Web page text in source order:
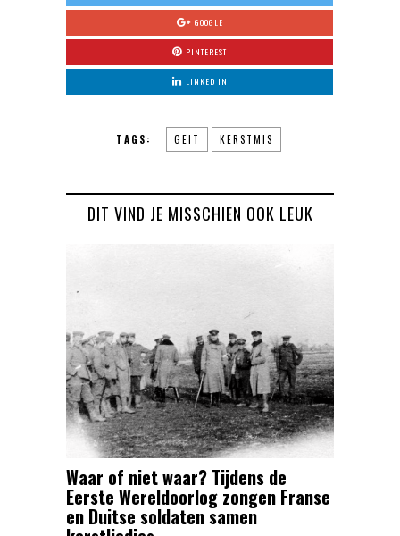
GOOGLE
PINTEREST
LINKED IN
TAGS: GEIT KERSTMIS
DIT VIND JE MISSCHIEN OOK LEUK
Waar of niet waar? Tijdens de
Eerste Wereldoorlog zongen Franse
en Duitse soldaten samen